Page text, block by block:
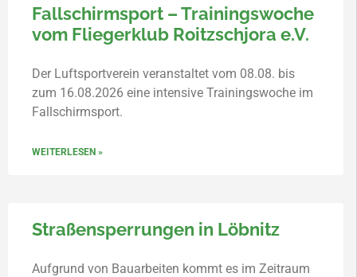
Fallschirmsport – Trainingswoche
vom Fliegerklub Roitzschjora e.V.
Der Luftsportverein veranstaltet vom 08.08. bis
zum 16.08.2026 eine intensive Trainingswoche im
Fallschirmsport.
WEITERLESEN »
Straßensperrungen in Löbnitz
Aufgrund von Bauarbeiten kommt es im Zeitraum